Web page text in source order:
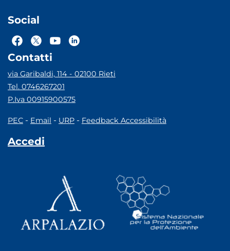
Social
Contatti
via Garibaldi, 114 - 02100 Rieti
Tel. 0746267201
P.Iva 00915900575
PEC - Email - URP - Feedback Accessibilità
Accedi